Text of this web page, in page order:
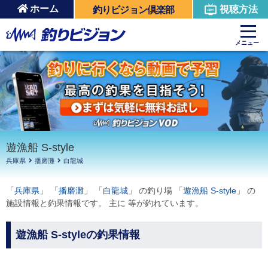
ホーム 釣りビジョン倶楽部 視聴方法
メニュー
遊漁船 S-style
兵庫県 播磨灘 白龍城
「 兵庫県 」 「 播磨灘 」 「 白龍城 」 の釣り場 「 遊漁船 S-style 」 の
施設情報と釣果情報です。 主に 等が釣れています。
遊漁船 S-styleの釣果情報
周辺の施設を見る